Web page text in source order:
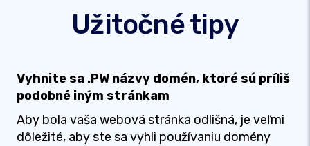
Užitočné tipy
Vyhnite sa .PW názvy domén, ktoré sú príliš
podobné iným stránkam
Aby bola vaša webová stránka odlišná, je veľmi
dôležité, aby ste sa vyhli používaniu domény